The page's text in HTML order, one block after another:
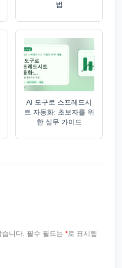
법
AI 도구로 스프레드시
트 자동화: 초보자를 위
한 실무 가이드
니다. 필수 필드는 *로 표시됩